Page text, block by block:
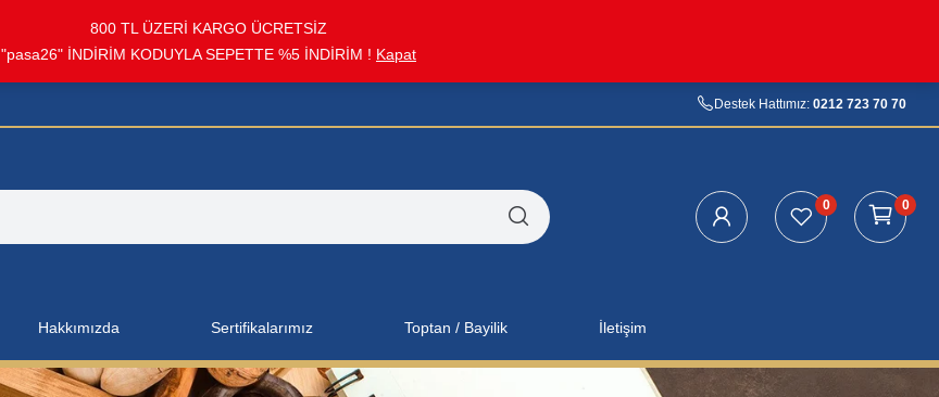
800 TL ÜZERİ KARGO ÜCRETSİZ
"pasa26" İNDİRİM KODUYLA SEPETTE %5 İNDİRİM ! Kapat
Destek Hattımız: 0212 723 70 70
0 0
Hakkımızda Sertifikalarımız Toptan / Bayilik İletişim